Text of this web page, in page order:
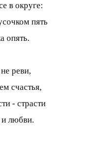
в округе:
пять
опять.
реви,
счастья,
- страсти
и любви.